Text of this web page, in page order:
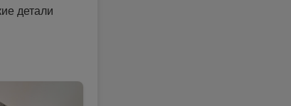
детали